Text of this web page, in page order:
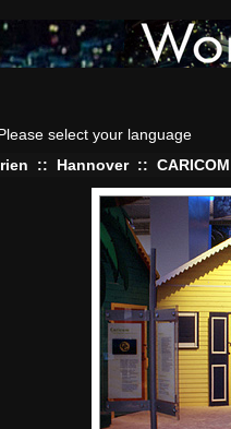
select your language
:: Hannover ::